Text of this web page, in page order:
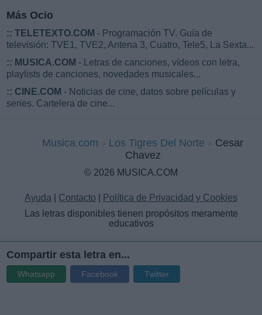
Más Ocio
:: TELETEXTO.COM - Programación TV. Guía de
televisión: TVE1, TVE2, Antena 3, Cuatro, Tele5, La Sexta...
:: MUSICA.COM - Letras de canciones, vídeos con letra,
playlists de canciones, novedades musicales...
:: CINE.COM - Noticias de cine, datos sobre películas y
series. Cartelera de cine...
Musica.com Los Tigres Del Norte
Cesar
Chavez
© 2026 MUSICA.COM
Ayuda Contacto
Política de Privacidad y Cookies
Las letras disponibles tienen propósitos meramente
educativos
Compartir esta letra en...
Whatsapp Facebook Twitter